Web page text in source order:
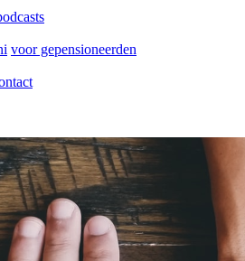
voor gepensioneerden